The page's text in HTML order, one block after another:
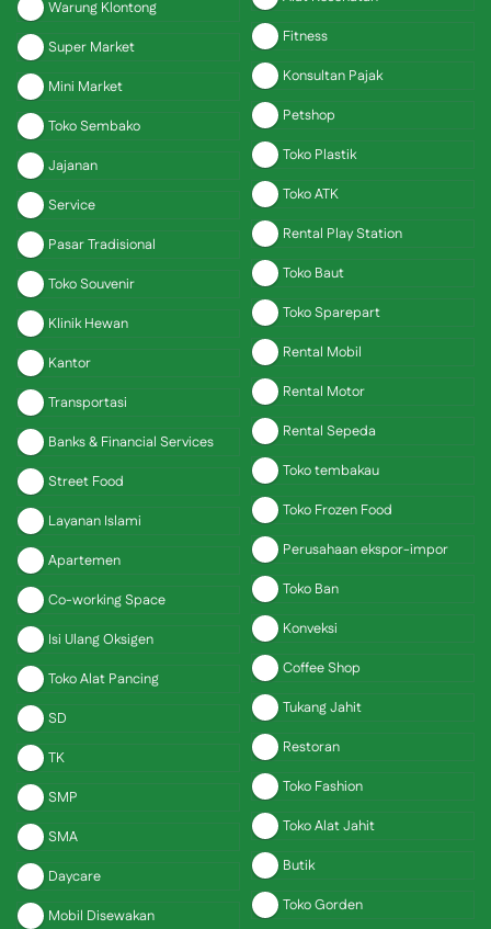
Warung Klontong
Super Market
Mini Market
Toko Sembako
Jajanan
Service
Pasar Tradisional
Toko Souvenir
Klinik Hewan
Kantor
Transportasi
Banks & Financial Services
Street Food
Layanan Islami
Apartemen
Co-working Space
Isi Ulang Oksigen
Toko Alat Pancing
SD
TK
SMP
SMA
Daycare
Mobil Disewakan
Fitness
Konsultan Pajak
Petshop
Toko Plastik
Toko ATK
Rental Play Station
Toko Baut
Toko Sparepart
Rental Mobil
Rental Motor
Rental Sepeda
Toko tembakau
Toko Frozen Food
Perusahaan ekspor-impor
Toko Ban
Konveksi
Coffee Shop
Tukang Jahit
Restoran
Toko Fashion
Toko Alat Jahit
Butik
Toko Gorden